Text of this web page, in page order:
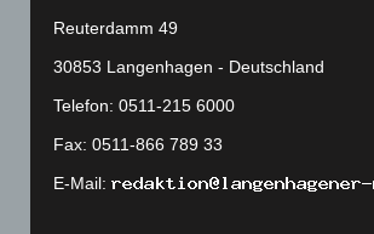
Oktober 2022
(166)
Reuterdamm 49
30853 Langenhagen - Deutschland
Telefon: 0511-215 6000
Fax: 0511-866 789 33
E-Mail: